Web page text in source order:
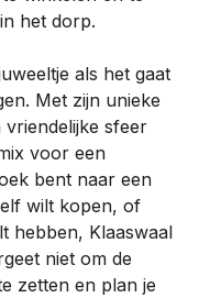
het dorp.
als het gaat
Met zijn unieke
sfeer
voor een
bent naar een
wilt kopen, of
hebben, Klaaswaal
niet om de
zetten en plan je